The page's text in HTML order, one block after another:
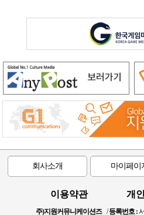
회사소개 마이페이
이용약관 개
주)지원커뮤니케이션즈/등록번호 :